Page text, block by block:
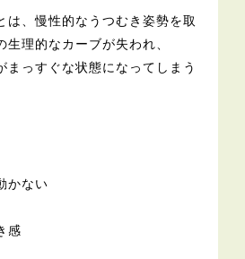
は、慢性的なうつむき姿勢を取
生理的なカーブが失われ、
まっすぐな状態になってしまう
かない
感